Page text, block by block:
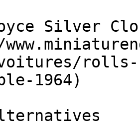
Silver
1964)